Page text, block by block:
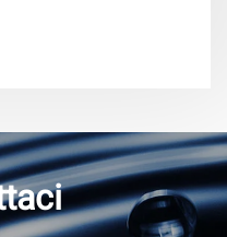
(VI) – VI lotto